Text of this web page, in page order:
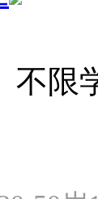
不限